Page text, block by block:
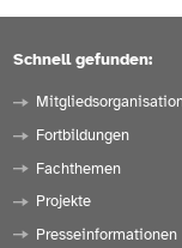
Schnell gefunden:
Fortbildungen
Fachthemen
Projekte
Presseinformationen